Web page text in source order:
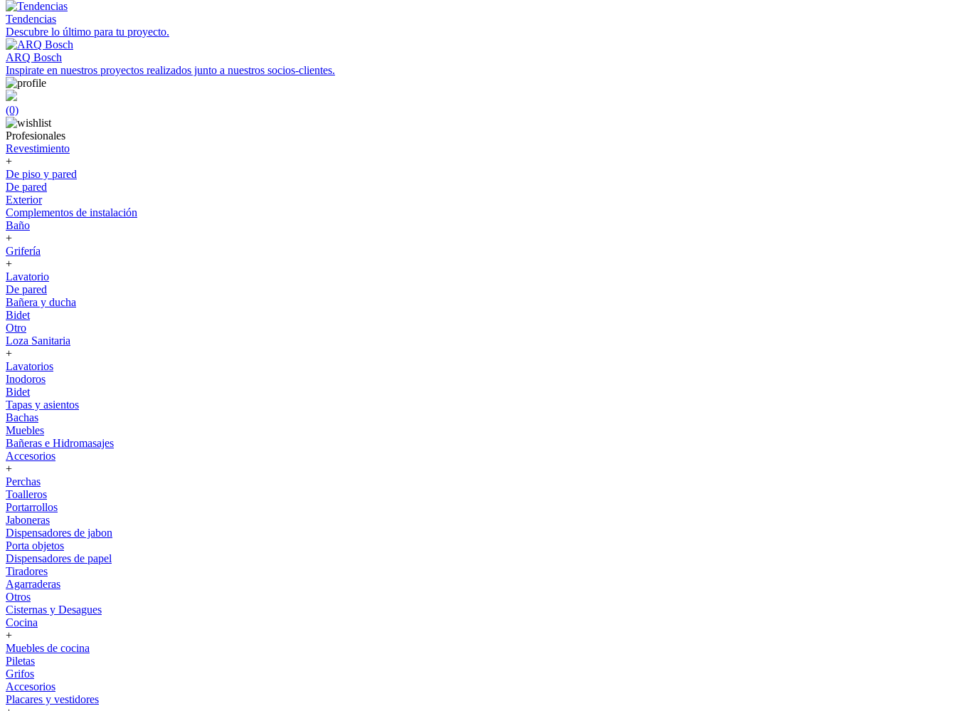
Tendencias
Descubre lo último para tu proyecto.
ARQ Bosch
Inspirate en nuestros proyectos realizados junto a nuestros socios-clientes.
(0)
Profesionales
Revestimiento
+
De piso y pared
De pared
Exterior
Complementos de instalación
Baño
+
Grifería
+
Lavatorio
De pared
Bañera y ducha
Bidet
Otro
Loza Sanitaria
+
Lavatorios
Inodoros
Bidet
Tapas y asientos
Bachas
Muebles
Bañeras e Hidromasajes
Accesorios
+
Perchas
Toalleros
Portarrollos
Jaboneras
Dispensadores de jabon
Porta objetos
Dispensadores de papel
Tiradores
Agarraderas
Otros
Cisternas y Desagues
Cocina
+
Muebles de cocina
Piletas
Grifos
Accesorios
Placares y vestidores